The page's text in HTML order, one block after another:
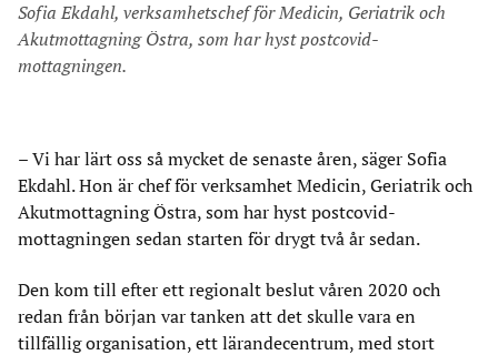
Sofia Ekdahl, verksamhetschef för Medicin, Geriatrik och
Akutmottagning Östra, som har hyst postcovid-
mottagningen.
– Vi har lärt oss så mycket de senaste åren, säger Sofia
Ekdahl. Hon är chef för verksamhet Medicin, Geriatrik och
Akutmottagning Östra, som har hyst postcovid-
mottagningen sedan starten för drygt två år sedan.
Den kom till efter ett regionalt beslut våren 2020 och
redan från början var tanken att det skulle vara en
tillfällig organisation, ett lärandecentrum, med stort